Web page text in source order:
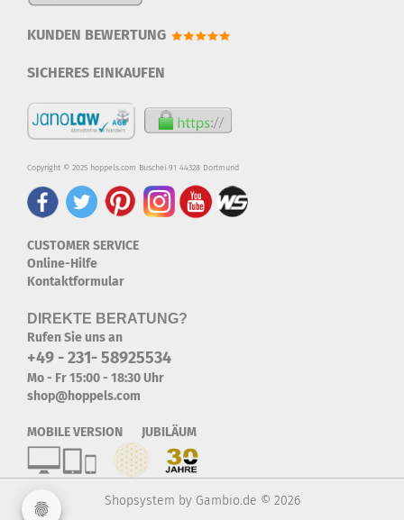
KUNDEN BEWERTUNG
SICHERES EINKAUFEN
Copyright © 2025 hoppels.com Buschei 91 44328 Dortmund
CUSTOMER SERVICE
Online-Hilfe
Kontaktformular
DIREKTE BERATUNG?
Rufen Sie uns an
+49 - 231- 58925534
Mo - Fr 15:00 - 18:30 Uhr
shop@hoppels.com
MOBILE VERSION JUBILÄUM
Shopsystem by Gambio.de © 2026